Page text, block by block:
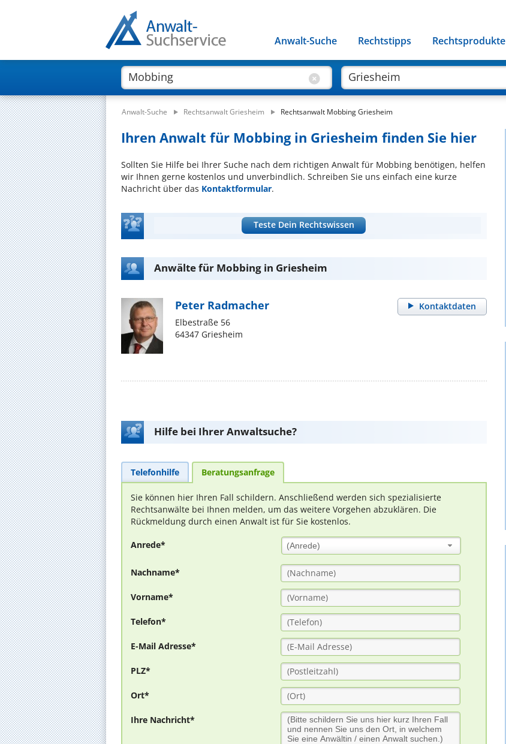
Anwalt-Suche Rechtstipps Rechtsprodukte
Anwalt-Suche Rechtsanwalt Griesheim Rechtsanwalt Mobbing Griesheim
Ihren Anwalt für Mobbing in Griesheim finden Sie hier
Sollten Sie Hilfe bei Ihrer Suche nach dem richtigen Anwalt für Mobbing benötigen, helfen
wir Ihnen gerne kostenlos und unverbindlich. Schreiben Sie uns einfach eine kurze
Nachricht über das Kontaktformular.
Teste Dein Rechtswissen
Anwälte für Mobbing in Griesheim
Kontaktdaten
Peter Radmacher
Elbestraße 56
64347 Griesheim
Hilfe bei Ihrer Anwaltsuche?
Telefonhilfe Beratungsanfrage
Sie können hier Ihren Fall schildern. Anschließend werden sich spezialisierte
Rechtsanwälte bei Ihnen melden, um das weitere Vorgehen abzuklären. Die
Rückmeldung durch einen Anwalt ist für Sie kostenlos.
Anrede* (Anrede)
Nachname*
Vorname*
Telefon*
E-Mail Adresse*
PLZ*
Ort*
Ihre Nachricht*